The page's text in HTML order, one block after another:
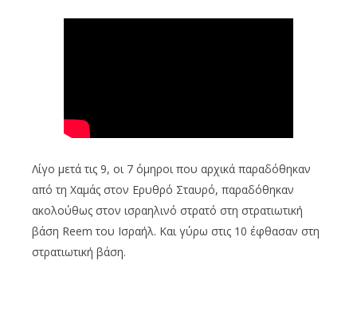
Λίγο μετά τις 9, οι 7 όμηροι που αρχικά παραδόθηκαν
από τη Χαμάς στον Ερυθρό Σταυρό, παραδόθηκαν
ακολούθως στον ισραηλινό στρατό στη στρατιωτική
βάση Reem του Ισραήλ. Και γύρω στις 10 έφθασαν στη
στρατιωτική βάση.